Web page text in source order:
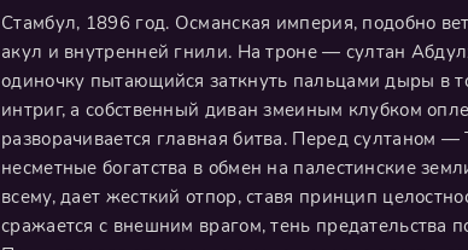
Стамбул, 1896 год. Османская империя, подобно
акул и внутренней гнили. На троне — султан
одиночку пытающийся заткнуть пальцами дыры в
интриг, а собственный диван змеиным клубком
разворачивается главная битва. Перед султаном
несметные богатства в обмен на палестинские
всему, дает жесткий отпор, ставя принцип
сражается с внешним врагом, тень